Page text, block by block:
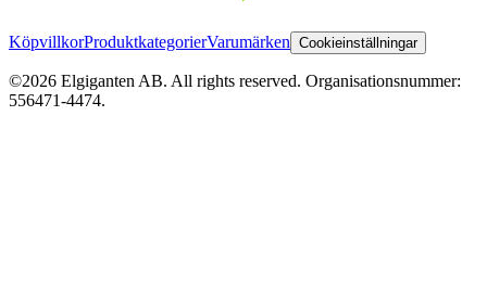
KöpvillkorProduktkategorierVarumärken Cookieinställningar
©2026 Elgiganten AB. All rights reserved. Organisationsnummer:
556471-4474.